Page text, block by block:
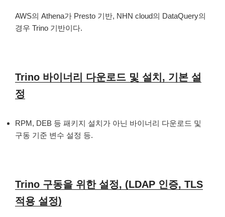
AWS의 Athena가 Presto 기반, NHN cloud의 DataQuery의
경우 Trino 기반이다.
Trino 바이너리 다운로드 및 설치, 기본 설
정
RPM, DEB 등 패키지 설치가 아닌 바이너리 다운로드 및
구동 기준 변수 설정 등.
Trino 구동을 위한 설정, (LDAP 인증, TLS
적용 설정)